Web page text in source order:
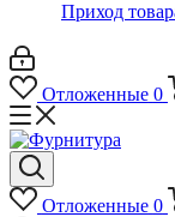
Приход
Отложенные 0
Отложенные 0